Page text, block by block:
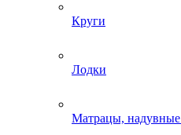
Круги
Лодки
Матрацы,